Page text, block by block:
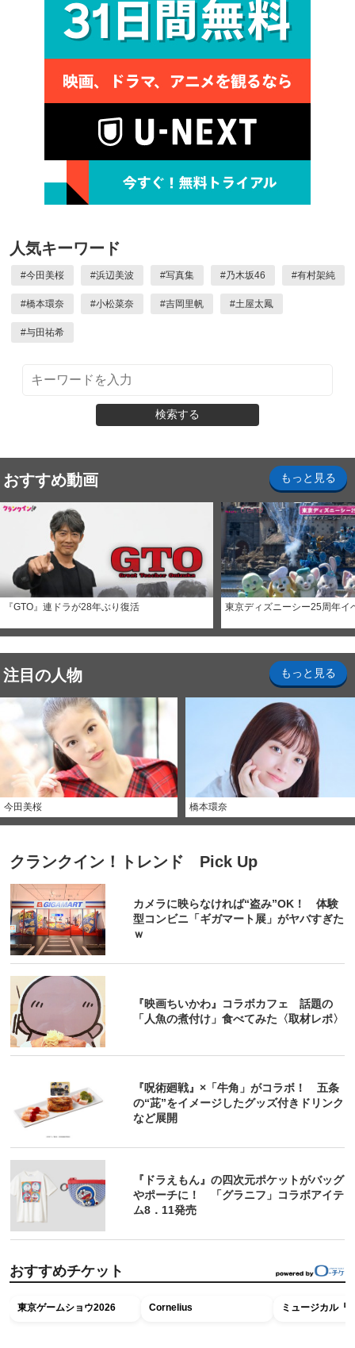
人気キーワード
#今田美桜 #浜辺美波 #写真集 #乃木坂46 #有村架純
#橋本環奈 #小松菜奈 #吉岡里帆 #土屋太鳳
#与田祐希
検索する
おすすめ動画 もっと見る
『GTO』連ドラが28年ぶり復活 東京ディズニーシー25周年イ
注目の人物 もっと見る
今田美桜 橋本環奈
クランクイン！トレンド Pick Up
カメラに映らなければ“盗み”OK！ 体験
型コンビニ「ギガマート展」がヤバすぎた
ｗ
『映画ちいかわ』コラボカフェ 話題の
「人魚の煮付け」食べてみた〈取材レポ〉
『呪術廻戦』×「牛角」がコラボ！ 五条
の“茈”をイメージしたグッズ付きドリンク
など展開
『ドラえもん』の四次元ポケットがバッグ
やポーチに！ 「グラニフ」コラボアイテ
ム8．11発売
おすすめチケット
東京ゲームショウ2026 Cornelius ミュージカル『